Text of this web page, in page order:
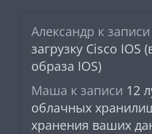
Александр к записи
загрузку Cisco IOS
образа IOS)
Маша к записи 12
облачных
хранения ваших